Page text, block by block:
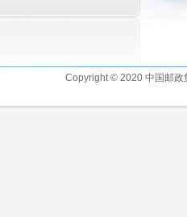
Copyright © 2020 中国邮政